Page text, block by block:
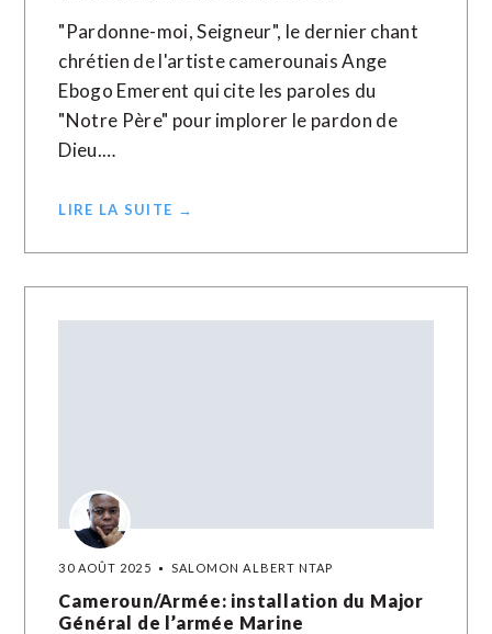
"Pardonne-moi, Seigneur", le dernier chant
chrétien de l'artiste camerounais Ange
Ebogo Emerent qui cite les paroles du
"Notre Père" pour implorer le pardon de
Dieu.…
LIRE LA SUITE →
30 AOÛT 2025 SALOMON ALBERT NTAP
Cameroun/Armée: installation du Major
Général de l’armée Marine